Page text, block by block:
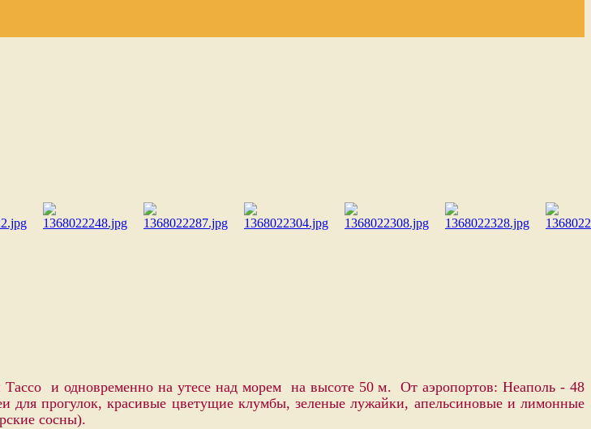
и одновременно на утесе над морем на высоте 50 м. От аэропортов: Неаполь - 48
прогулок, красивые цветущие клумбы, зеленые лужайки, апельсиновые и лимонные
сосны).